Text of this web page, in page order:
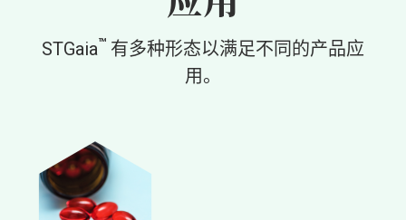
STGaia™ 有多种形态以满足不同的产品应
用。